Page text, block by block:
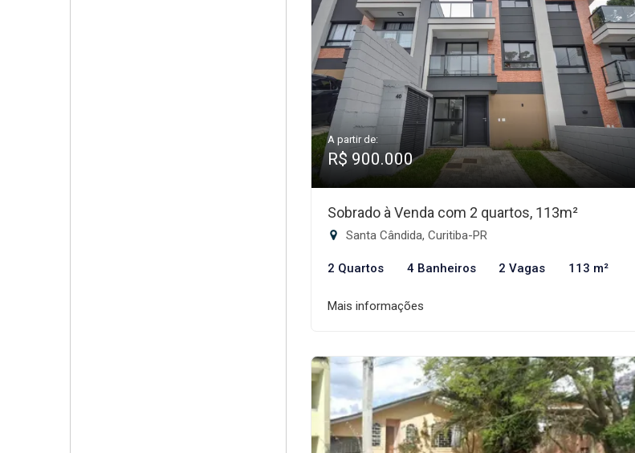
A partir de:
R$ 900.000
Sobrado à Venda com 2 quartos, 113m²
Santa Cândida, Curitiba-PR
2 Quartos 4 Banheiros 2 Vagas 113 m²
Mais informações